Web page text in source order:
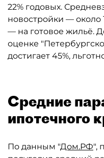
22% годовых.
новостройки — около
— на готовое жильё.
оценке
достигает 45%,
Средние
ипотечного
По данным "Дом.РФ",